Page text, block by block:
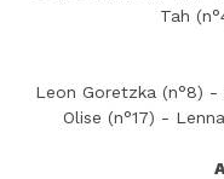
Tah
Leon Goretzka (n°8) -
Olise (n°17) -